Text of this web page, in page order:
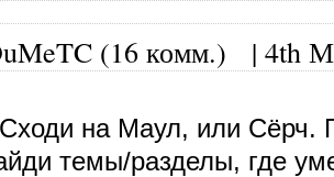
(16 комм.) | 4th
на Маул, или Сёрч.
темы/разделы, где